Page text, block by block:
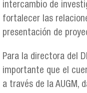
intercambio de
fortalecer las
presentación de
Para la directora del
importante que el
a través de la AUGM,